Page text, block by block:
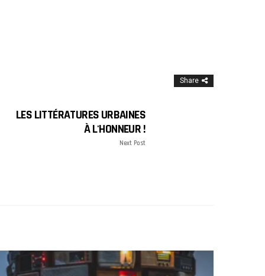
Share
LES LITTÉRATURES URBAINES
À L'HONNEUR !
Next Post